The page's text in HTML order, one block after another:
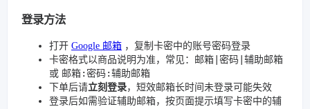
登录方法
打开 Google 邮箱 ，复制卡密中的账号密码登录
卡密格式以商品说明为准，常见： 邮箱|密码|辅助邮箱
或 邮箱:密码:辅助邮箱
下单后请立刻登录，短效邮箱长时间未登录可能失效
登录后如需验证辅助邮箱，按页面提示填写卡密中的辅